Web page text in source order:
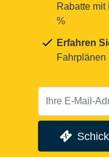
Rabatte
%
Erfahren
Fahrplänen